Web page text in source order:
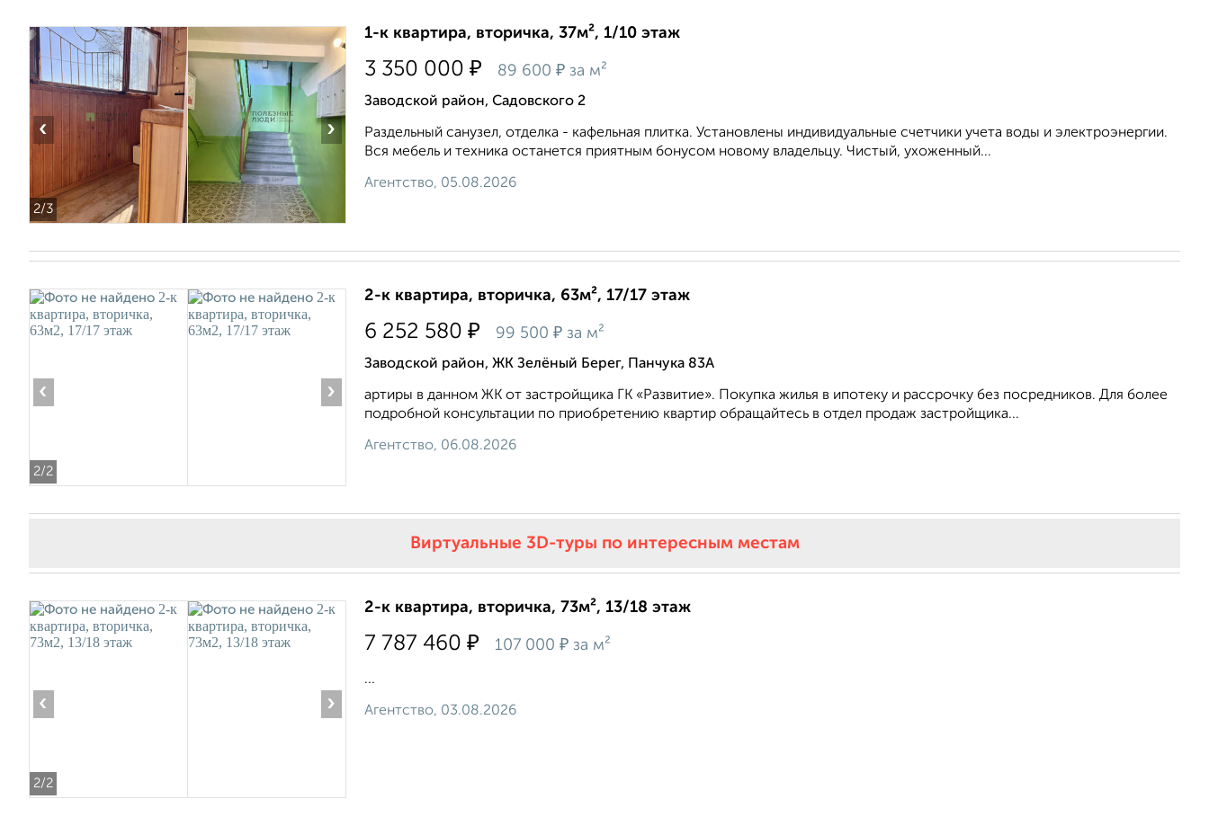
2/3
‹ ›
1-к квартира, вторичка, 37м², 1/10 этаж
3 350 000 ₽ 89 600 ₽ за м²
Заводской район, Садовского 2
Раздельный санузел, отделка - кафельная плитка. Установлены индивидуальные счетчики учета воды и электроэнергии.
Вся мебель и техника останется приятным бонусом новому владельцу. Чистый, ухоженный...
Агентство, 05.08.2026
2/2
‹ ›
2-к квартира, вторичка, 63м², 17/17 этаж
6 252 580 ₽ 99 500 ₽ за м²
Заводской район, ЖК Зелёный Берег, Панчука 83А
артиры в данном ЖК от застройщика ГК «Развитие». Покупка жилья в ипотеку и рассрочку без посредников. Для более
подробной консультации по приобретению квартир обращайтесь в отдел продаж застройщика...
Агентство, 06.08.2026
Виртуальные 3D-туры по интересным местам
2/2
‹ ›
2-к квартира, вторичка, 73м², 13/18 этаж
7 787 460 ₽ 107 000 ₽ за м²
...
Агентство, 03.08.2026